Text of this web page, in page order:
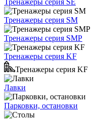
Тренажеры серия SE
Тренажеры серия SM
Тренажеры серия SMP
Тренажеры серия KF
Тренажеры серия KF
Лавки
Парковки, остановки